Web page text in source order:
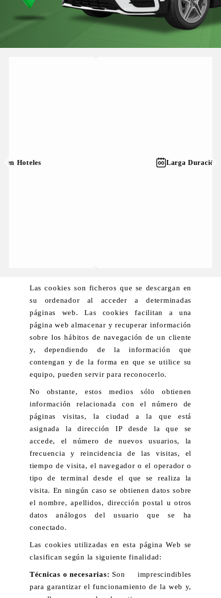
Las cookies son ficheros que se descargan en
su ordenador al acceder a determinadas
páginas web. Las cookies facilitan a una
página web almacenar y recuperar información
sobre los hábitos de navegación de un cliente
y, dependiendo de la información que
contengan y de la forma en que se utilice su
equipo, pueden servir para reconocerlo.
No obstante, estos medios sólo obtienen
información relacionada con el número de
páginas visitas, la ciudad a la que está
asignada la dirección IP desde la que se
accede, el número de nuevos usuarios, la
frecuencia y reincidencia de las visitas, el
tiempo de visita, el navegador o el operador o
tipo de terminal desde el que se realiza la
visita. En ningún caso se obtienen datos sobre
el nombre, apellidos, dirección postal u otros
datos análogos del usuario que se ha
conectado.
Las cookies utilizadas en esta página Web se
clasifican según la siguiente finalidad:
Técnicas o necesarias: Son imprescindibles
para garantizar el funcionamiento de la web y,